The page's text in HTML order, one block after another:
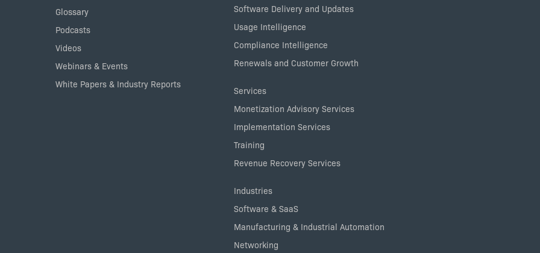
Glossary
Podcasts
Videos
Webinars & Events
White Papers & Industry Reports
Software Delivery and Updates
Usage Intelligence
Compliance Intelligence
Renewals and Customer Growth
Services
Monetization Advisory Services
Implementation Services
Training
Revenue Recovery Services
Industries
Software & SaaS
Manufacturing & Industrial Automation
Networking